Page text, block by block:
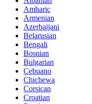
Amharic
Armenian
Azerbaijani
Belarusian
Bengali
Bosnian
Bulgarian
Cebuano
Chichewa
Corsican
Croatian